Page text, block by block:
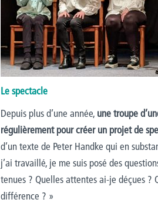
Le spectacle
Depuis plus d’une année, une troupe
régulièrement pour créer un projet de
d’un texte de Peter Handke qui en
j’ai travaillé, je me suis posé des
tenues ? Quelles attentes ai-je déçues ?
différence ? »